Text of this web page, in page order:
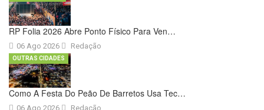
RP Folia 2026 Abre Ponto Físico Para Ven…
06 Ago 2026 Redação
Como A Festa Do Peão De Barretos Usa Tec…
06 Ago 2026
OUTRAS CIDADES
Redação